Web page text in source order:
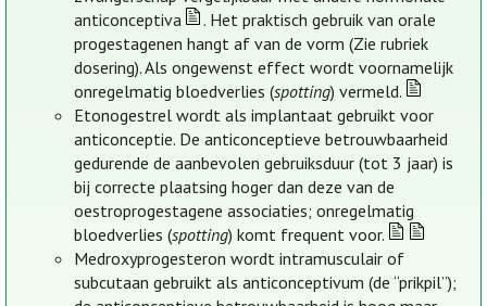
anticonceptiva
. Het praktisch gebruik van orale
progestagenen hangt af van de vorm (Zie rubriek
dosering). Als ongewenst effect wordt voornamelijk
onregelmatig bloedverlies (spotting) vermeld.
Etonogestrel wordt als implantaat gebruikt voor
anticonceptie. De anticonceptieve betrouwbaarheid
gedurende de aanbevolen gebruiksduur (tot 3 jaar) is
bij correcte plaatsing hoger dan deze van de
oestroprogestagene associaties; onregelmatig
bloedverlies (spotting) komt frequent voor.
Medroxyprogesteron wordt intramusculair of
subcutaan gebruikt als anticonceptivum (de “prikpil”);